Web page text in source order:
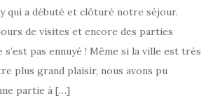
qui a débuté et clôturé notre séjour.
de visites et encore des parties
s’est pas ennuyé ! Même si la ville est très
plus grand plaisir, nous avons pu
partie à […]